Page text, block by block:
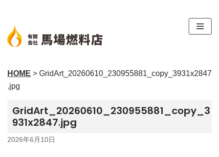
ン
テ
ン
へ
ス
ッ
プ
HOME > GridArt_20260610_230955881_copy_3931x2847
.jpg
GridArt_20260610_230955881_copy_3
931x2847.jpg
2026年6月10日